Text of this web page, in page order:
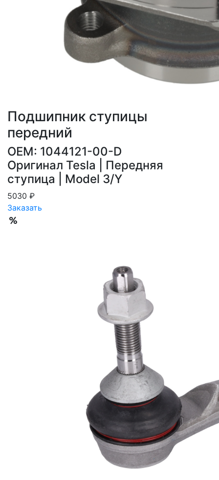
Подшипник ступицы
передний
OEM: 1044121-00-D
Оригинал Tesla | Передняя
ступица | Model 3/Y
5030 ₽
Заказать